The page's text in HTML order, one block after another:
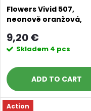
Flowers Vivid 507,
neonově oranžová,
9,20 €
Skladem 4 pcs
ADD TO CART
Action